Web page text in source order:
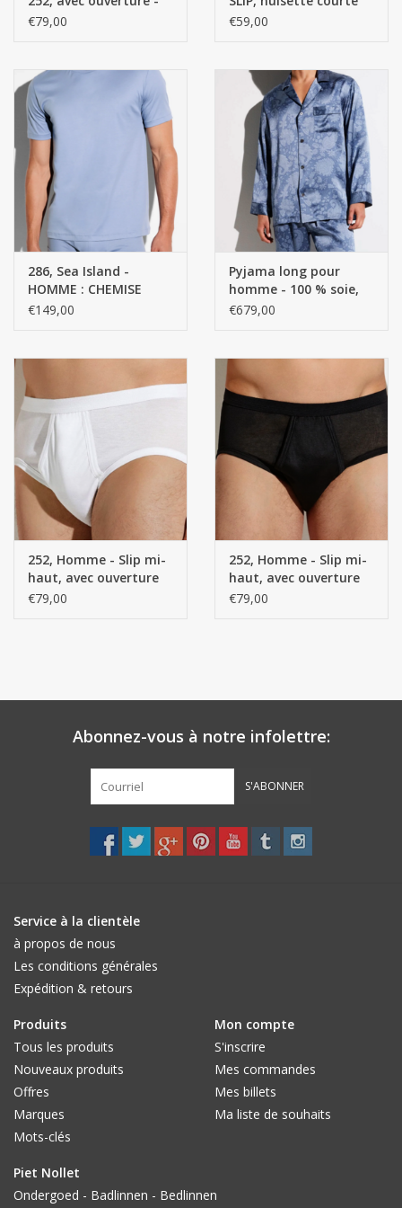
100 % coton, fil
€79,00
sans ouverture - 100 %
Richelieu
€59,00
286, Sea Island -
HOMME : CHEMISE
manches courtes SS -
€149,00
Pyjama long pour
homme - 100 % soie,
motif cachemire bleu
€679,00
252, Homme - Slip mi-
haut, avec ouverture
(Royal classique) - 100
€79,00
252, Homme - Slip mi-
haut, avec ouverture
(Royal classique) - 100
€79,00
Abonnez-vous à notre infolettre:
S'ABONNER
Service à la clientèle
à propos de nous
Les conditions générales
Expédition & retours
Produits
Tous les produits
Nouveaux produits
Offres
Marques
Mots-clés
Mon compte
S'inscrire
Mes commandes
Mes billets
Ma liste de souhaits
Piet Nollet
Ondergoed - Badlinnen - Bedlinnen